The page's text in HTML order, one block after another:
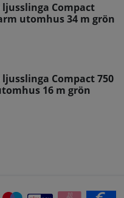
Compact
utomhus 34 m grön
Compact 750
16 m grön